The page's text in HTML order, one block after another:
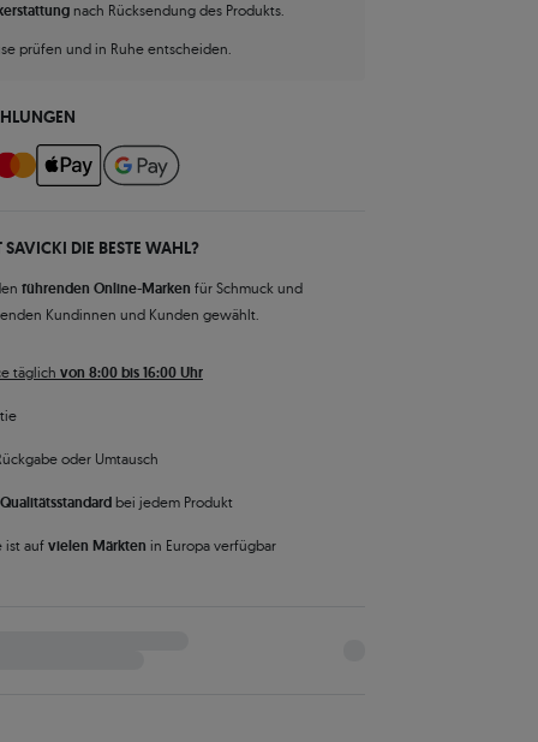
nach Rücksendung des Produkts.
prüfen und in Ruhe entscheiden.
DIE BESTE WAHL?
führenden Online-Marken für Schmuck und
Kundinnen und Kunden gewählt.
täglich von 8:00 bis 16:00 Uhr
oder Umtausch
bei jedem Produkt
ist auf vielen Märkten in Europa verfügbar